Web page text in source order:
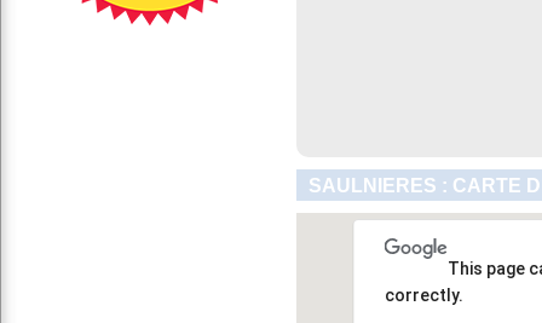
SAULNIERES : CARTE
This page
correctly.